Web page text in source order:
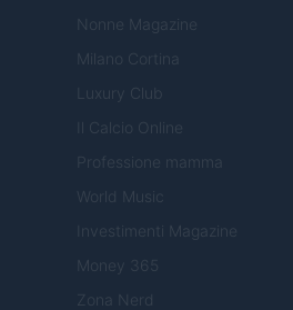
Nonne Magazine
Milano Cortina
Luxury Club
Il Calcio Online
Professione mamma
World Music
Investimenti Magazine
Money 365
Zona Nerd